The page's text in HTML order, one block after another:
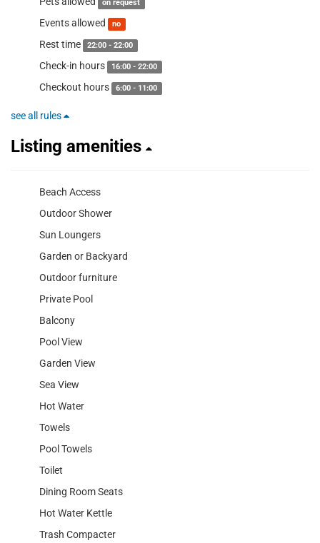
on request
Events allowed no
Rest time 22:00 - 22:00
Check-in hours 16:00 - 22:00
Checkout hours 6:00 - 11:00
see all rules
Listing amenities
Beach Access
Outdoor Shower
Sun Loungers
Garden or Backyard
Outdoor furniture
Private Pool
Balcony
Pool View
Garden View
Sea View
Hot Water
Towels
Pool Towels
Toilet
Dining Room Seats
Hot Water Kettle
Trash Compacter